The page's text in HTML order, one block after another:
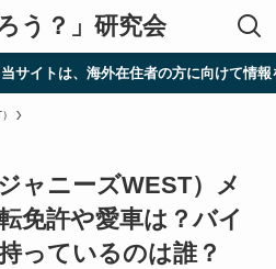
う？」研究会
海外在住者の方に向けて情報を発信して
ャニーズWEST）メ
免許や愛車は？バイ
っているのは誰？